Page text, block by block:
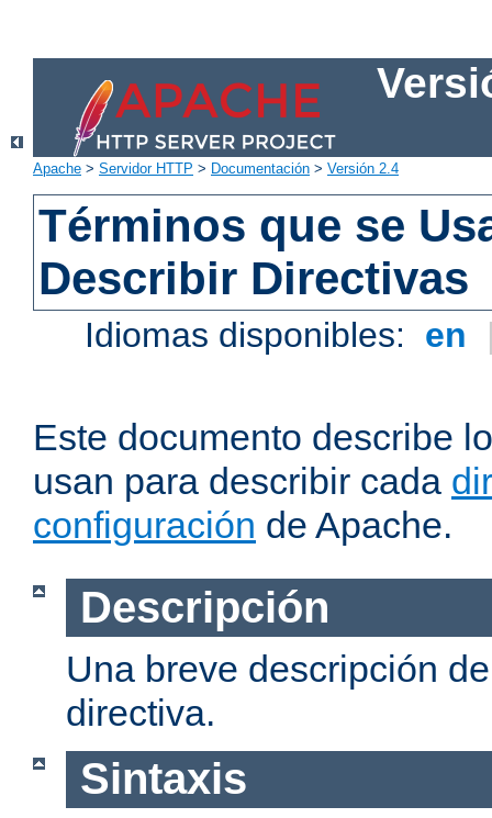
Apache > Servidor HTTP > Documentación > Versión 2.4
Términos que se
Describir Directivas
Idiomas disponibles: en
Este documento describe
usan para describir cada
configuración de Apache.
Descripción
Una breve descripción
directiva.
Sintaxis